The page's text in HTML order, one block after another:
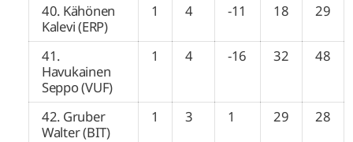
40. Kähönen
Kalevi (ERP)
1 4 -11 18 29
41.
Havukainen
Seppo (VUF)
1 4 -16 32 48
42. Gruber
Walter (BIT)
1 3 1 29 28